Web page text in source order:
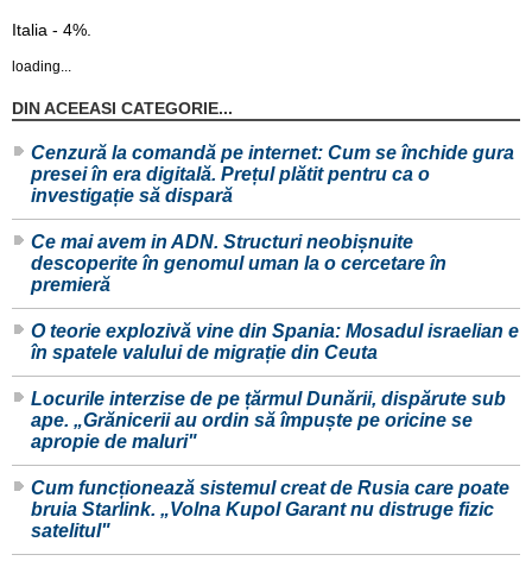
Italia - 4%.
loading...
DIN ACEEASI CATEGORIE...
Cenzură la comandă pe internet: Cum se închide gura
presei în era digitală. Prețul plătit pentru ca o
investigație să dispară
Ce mai avem in ADN. Structuri neobișnuite
descoperite în genomul uman la o cercetare în
premieră
O teorie explozivă vine din Spania: Mosadul israelian e
în spatele valului de migrație din Ceuta
Locurile interzise de pe țărmul Dunării, dispărute sub
ape. „Grănicerii au ordin să împuște pe oricine se
apropie de maluri"
Cum funcționează sistemul creat de Rusia care poate
bruia Starlink. „Volna Kupol Garant nu distruge fizic
satelitul"